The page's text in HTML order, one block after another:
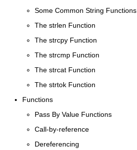
Some Common String Functions
The strlen Function
The strcpy Function
The strcmp Function
The strcat Function
The strtok Function
Functions
Pass By Value Functions
Call-by-reference
Dereferencing